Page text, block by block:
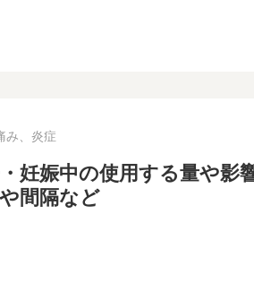
み、炎症
妊娠中の使用する量や影
間隔など